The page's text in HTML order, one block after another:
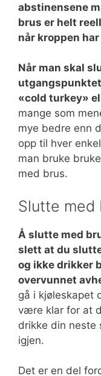
abstinensene
brus er helt
når kroppen
Når man skal
«cold turkey»
mange som
mye bedre enn
opp til hver
man bruke
med brus.
Slutte med
Å slutte med
slett at du
og ikke drikker
overvunnet
gå i kjøleskapet
være klar for at
drikke din neste
igjen.
Det er en del